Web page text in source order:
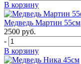
В корзину
Медведь Мартин 55см
2500 руб.
-
В корзину